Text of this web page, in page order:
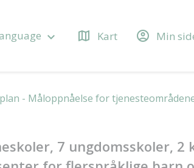
keyboard_arrow_down map Kart account_circle Min
- Måloppnåelse for
7 ungdomsskoler,